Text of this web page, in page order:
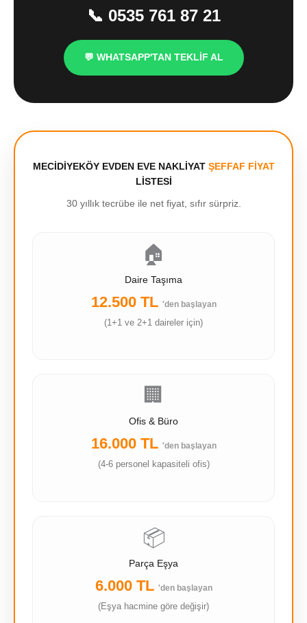
📞 0535 761 87 21
💬 WHATSAPP'TAN TEKLİF AL
MECİDİYEKÖY EVDEN EVE NAKLİYAT ŞEFFAF FİYAT
LİSTESİ
30 yıllık tecrübe ile net fiyat, sıfır sürpriz.
🏠
Daire Taşıma
12.500 TL 'den başlayan
(1+1 ve 2+1 daireler için)
🏢
Ofis & Büro
16.000 TL 'den başlayan
(4-6 personel kapasiteli ofis)
📦
Parça Eşya
6.000 TL 'den başlayan
(Eşya hacmine göre değişir)